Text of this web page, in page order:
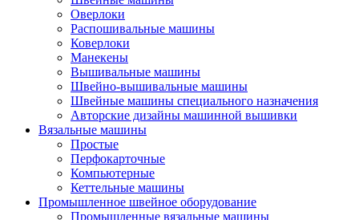
Оверлоки
Распошивальные машины
Коверлоки
Манекены
Вышивальные машины
Швейно-вышивальные машины
Швейные машины специального назначения
Авторские дизайны машинной вышивки
Вязальные машины
Простые
Перфокарточные
Компьютерные
Кеттельные машины
Промышленное швейное оборудование
Промышленные вязальные машины